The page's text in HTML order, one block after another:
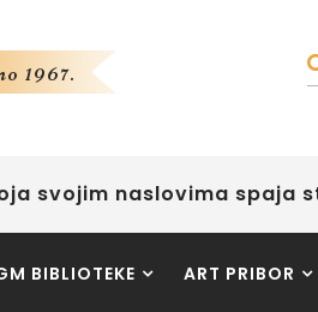
1967.
svojim naslovima
BIBLIOTEKE ART PRIBOR